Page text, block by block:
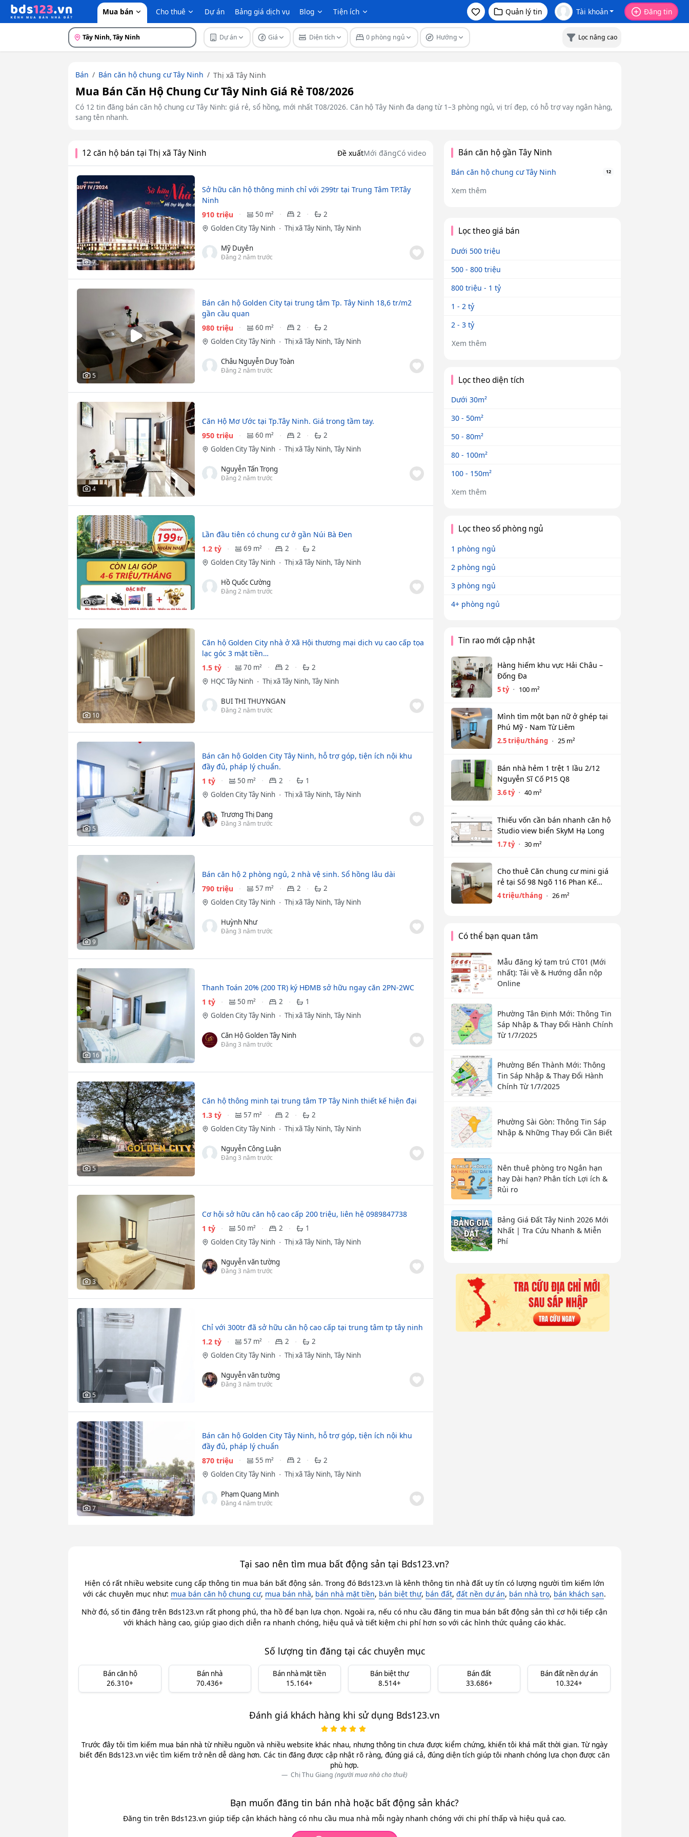
Mua bán Cho thuê Dự án Bảng giá dịch vụ Blog Tiện ích Quản lý tin Tài khoản Đăng tin
Tây Ninh, Tây Ninh Dự án Giá Diện tích 0 phòng ngủ Hướng Lọc nâng cao
Bán Bán căn hộ chung cư Tây Ninh Thị xã Tây Ninh
Mua Bán Căn Hộ Chung Cư Tây Ninh Giá Rẻ T08/2026
Có 12 tin đăng bán căn hộ chung cư Tây Ninh: giá rẻ, sổ hồng, mới nhất T08/2026. Căn hộ Tây Ninh đa dạng từ 1–3 phòng ngủ, vị trí đẹp, có hỗ trợ vay ngân hàng,
sang tên nhanh.
12 căn hộ bán tại Thị xã Tây Ninh Đề xuấtMới đăngCó video
7
Sở hữu căn hộ thông minh chỉ với 299tr tại Trung Tâm TP.Tây
Ninh
910 triệu
50 m² 2
2
Golden City Tây Ninh
Thị xã Tây Ninh, Tây Ninh
Mỹ Duyên
Đăng 2 năm trước
5
Bán căn hộ Golden City tại trung tâm Tp. Tây Ninh 18,6 tr/m2
gần cầu quan
980 triệu
60 m² 2
2
Golden City Tây Ninh
Thị xã Tây Ninh, Tây Ninh
Châu Nguyễn Duy Toàn
Đăng 2 năm trước
4
Căn Hộ Mơ Ước tại Tp.Tây Ninh. Giá trong tầm tay.
950 triệu
60 m² 2
2
Golden City Tây Ninh
Thị xã Tây Ninh, Tây Ninh
Nguyễn Tấn Trọng
Đăng 2 năm trước
6
Lần đầu tiên có chung cư ở gần Núi Bà Đen
1.2 tỷ
69 m² 2
2
Golden City Tây Ninh
Thị xã Tây Ninh, Tây Ninh
Hồ Quốc Cường
Đăng 2 năm trước
10
Căn hộ Golden City nhà ở Xã Hội thương mại dịch vụ cao cấp tọa
lạc góc 3 mặt tiền…
1.5 tỷ
70 m² 2
2
HQC Tây Ninh
Thị xã Tây Ninh, Tây Ninh
BUI THI THUYNGAN
Đăng 2 năm trước
5
Bán căn hộ Golden City Tây Ninh, hỗ trợ góp, tiện ích nội khu
đầy đủ, pháp lý chuẩn.
1 tỷ
50 m² 2
1
Golden City Tây Ninh
Thị xã Tây Ninh, Tây Ninh
Trương Thị Dang
Đăng 3 năm trước
9
Bán căn hộ 2 phòng ngủ, 2 nhà vệ sinh. Sổ hồng lâu dài
790 triệu
57 m² 2
2
Golden City Tây Ninh
Thị xã Tây Ninh, Tây Ninh
Huỳnh Như
Đăng 3 năm trước
16
Thanh Toán 20% (200 TR) ký HĐMB sở hữu ngay căn 2PN-2WC
1 tỷ
50 m² 2
1
Golden City Tây Ninh
Thị xã Tây Ninh, Tây Ninh
Căn Hộ Golden Tây Ninh
Đăng 3 năm trước
5
Căn hộ thông minh tại trung tâm TP Tây Ninh thiết kế hiện đại
1.3 tỷ
57 m² 2
2
Golden City Tây Ninh
Thị xã Tây Ninh, Tây Ninh
Nguyễn Công Luận
Đăng 3 năm trước
3
Cơ hội sở hữu căn hộ cao cấp 200 triệu, liên hệ 0989847738
1 tỷ
50 m² 2
1
Golden City Tây Ninh
Thị xã Tây Ninh, Tây Ninh
Nguyễn văn tường
Đăng 3 năm trước
5
Chỉ với 300tr đã sở hữu căn hộ cao cấp tại trung tâm tp tây ninh
1.2 tỷ
57 m² 2
2
Golden City Tây Ninh
Thị xã Tây Ninh, Tây Ninh
Nguyễn văn tường
Đăng 3 năm trước
7
Bán căn hộ Golden City Tây Ninh, hỗ trợ góp, tiện ích nội khu
đầy đủ, pháp lý chuẩn
870 triệu
55 m² 2
2
Golden City Tây Ninh
Thị xã Tây Ninh, Tây Ninh
Phạm Quang Minh
Đăng 4 năm trước
Bán căn hộ gần Tây Ninh
Bán căn hộ chung cư Tây Ninh 12
Xem thêm
Lọc theo giá bán
Dưới 500 triệu
500 - 800 triệu
800 triệu - 1 tỷ
1 - 2 tỷ
2 - 3 tỷ
Xem thêm
Lọc theo diện tích
Dưới 30m²
30 - 50m²
50 - 80m²
80 - 100m²
100 - 150m²
Xem thêm
Lọc theo số phòng ngủ
1 phòng ngủ
2 phòng ngủ
3 phòng ngủ
4+ phòng ngủ
Tin rao mới cập nhật
Hàng hiếm khu vực Hải Châu –
Đống Đa
5 tỷ 100 m²
Mình tìm một bạn nữ ở ghép tại
Phú Mỹ - Nam Từ Liêm
2.5 triệu/tháng 25 m²
Bán nhà hẻm 1 trệt 1 lầu 2/12
Nguyễn Sĩ Cố P15 Q8
3.6 tỷ 40 m²
Thiếu vốn cần bán nhanh căn hộ
Studio view biển SkyM Hạ Long
1.7 tỷ 30 m²
Cho thuê Căn chung cư mini giá
rẻ tại Số 98 Ngõ 116 Phan Kế
Bính, Cống Vị, Ba Đình. Chỉ 4tr
4 triệu/tháng 26 m²
Có thể bạn quan tâm
Mẫu đăng ký tạm trú CT01 (Mới
nhất): Tải về & Hướng dẫn nộp
Online
Phường Tân Định Mới: Thông Tin
Sáp Nhập & Thay Đổi Hành Chính
Từ 1/7/2025
Phường Bến Thành Mới: Thông
Tin Sáp Nhập & Thay Đổi Hành
Chính Từ 1/7/2025
Phường Sài Gòn: Thông Tin Sáp
Nhập & Những Thay Đổi Cần Biết
Nên thuê phòng trọ Ngắn hạn
hay Dài hạn? Phân tích Lợi ích &
Rủi ro
Bảng Giá Đất Tây Ninh 2026 Mới
Nhất | Tra Cứu Nhanh & Miễn
Phí
Tại sao nên tìm mua bất động sản tại Bds123.vn?
Hiện có rất nhiều website cung cấp thông tin mua bán bất động sản. Trong đó Bds123.vn là kênh thông tin nhà đất uy tín có lượng người tìm kiếm lớn
với các chuyên mục như: mua bán căn hộ chung cư, mua bán nhà, bán nhà mặt tiền, bán biệt thự, bán đất, đất nền dự án, bán nhà trọ, bán khách sạn.
Nhờ đó, số tin đăng trên Bds123.vn rất phong phú, tha hồ để bạn lựa chọn. Ngoài ra, nếu có nhu cầu đăng tin mua bán bất động sản thì cơ hội tiếp cận
với khách hàng cao, giúp giao dịch diễn ra nhanh chóng, hiệu quả và tiết kiệm chi phí hơn so với các hình thức quảng cáo khác.
Số lượng tin đăng tại các chuyên mục
Bán căn hộ
26.310+
Bán nhà
70.436+
Bán nhà mặt tiền
15.164+
Bán biệt thự
8.514+
Bán đất
33.686+
Bán đất nền dự án
10.324+
Đánh giá khách hàng khi sử dụng Bds123.vn
Trước đây tôi tìm kiếm mua bán nhà từ nhiều nguồn và nhiều website khác nhau, nhưng thông tin chưa được kiểm chứng, khiến tôi khá mất thời gian. Từ ngày
biết đến Bds123.vn việc tìm kiếm trở nên dễ dàng hơn. Các tin đăng được cập nhật rõ ràng, đúng giá cả, đúng diện tích giúp tôi nhanh chóng lựa chọn được căn
phù hợp.
Chị Thu Giang (người mua nhà cho thuê)
Bạn muốn đăng tin bán nhà hoặc bất động sản khác?
Đăng tin trên Bds123.vn giúp tiếp cận khách hàng có nhu cầu mua nhà mỗi ngày nhanh chóng với chi phí thấp và hiệu quả cao.